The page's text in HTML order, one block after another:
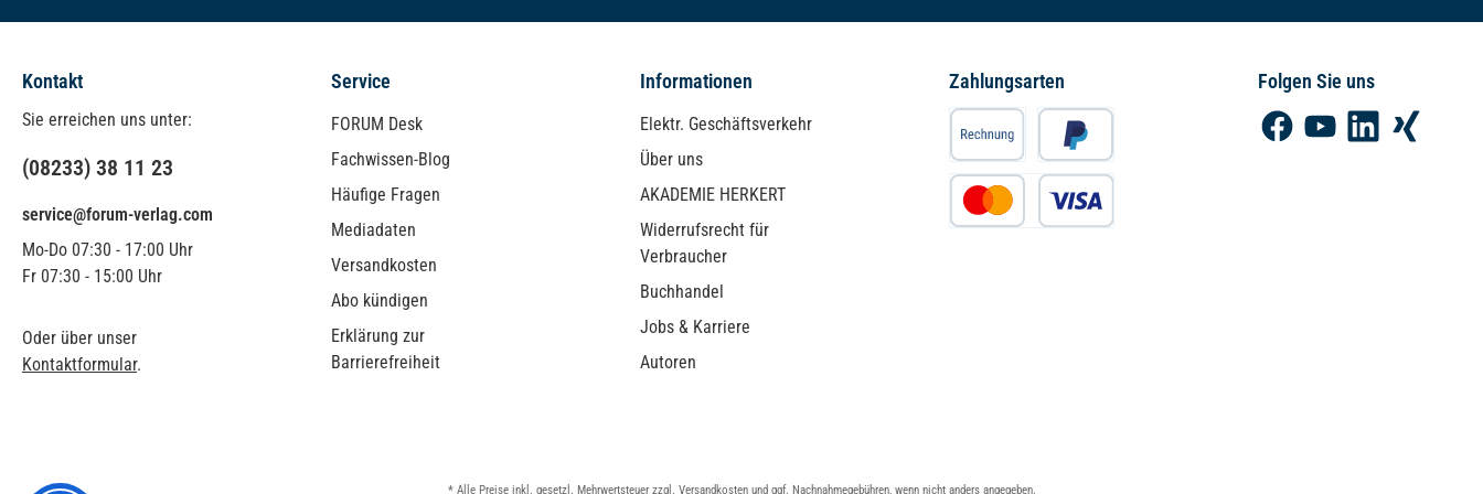
Kontakt
Sie erreichen uns unter:
(08233) 38 11 23
service@forum-verlag.com
Mo-Do 07:30 - 17:00 Uhr
Fr 07:30 - 15:00 Uhr
Oder über unser
Kontaktformular.
Service
FORUM Desk
Fachwissen-Blog
Häufige Fragen
Mediadaten
Versandkosten
Abo kündigen
Erklärung zur
Barrierefreiheit
Informationen
Elektr. Geschäftsverkehr
Über uns
AKADEMIE HERKERT
Widerrufsrecht für
Verbraucher
Buchhandel
Jobs & Karriere
Autoren
Zahlungsarten Folgen Sie uns
FacebookYouTubeLinkedInXing
* Alle Preise inkl. gesetzl. Mehrwertsteuer zzgl. Versandkostenund ggf. Nachnahmegebühren, wenn nicht anders angegeben.